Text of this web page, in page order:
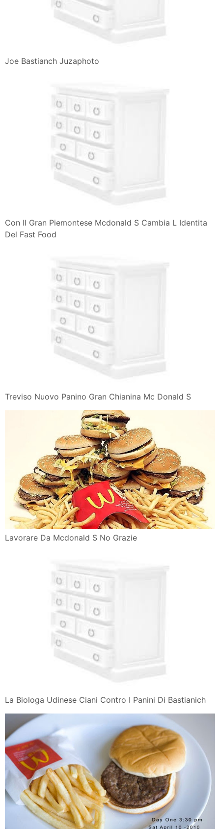
Joe Bastianch Juzaphoto
Con Il Gran Piemontese Mcdonald S Cambia L Identita
Del Fast Food
Treviso Nuovo Panino Gran Chianina Mc Donald S
Lavorare Da Mcdonald S No Grazie
La Biologa Udinese Ciani Contro I Panini Di Bastianich